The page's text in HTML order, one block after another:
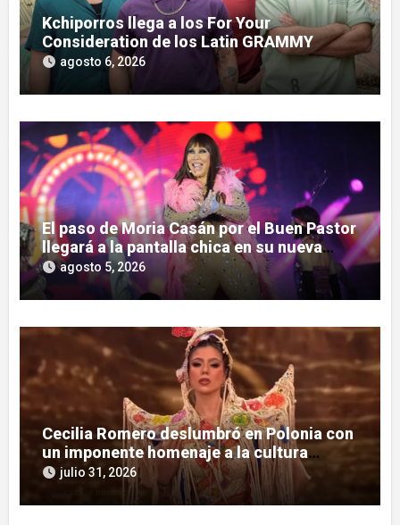
Kchiporros llega a los For Your
Consideration de los Latin GRAMMY
agosto 6, 2026
El paso de Moria Casán por el Buen Pastor
llegará a la pantalla chica en su nueva
serie documental
agosto 5, 2026
Cecilia Romero deslumbró en Polonia con
un imponente homenaje a la cultura
guaraní
julio 31, 2026